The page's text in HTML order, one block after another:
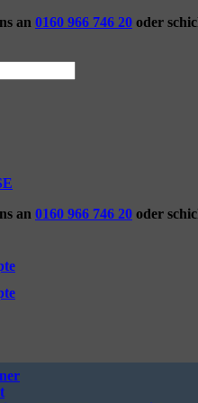
an 0160 966 746 20 oder
an 0160 966 746 20 oder